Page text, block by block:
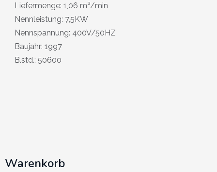
Warenkorb
Liefermenge: 1,06 m³/min
Nennleistung: 7,5KW
Nennspannung: 400V/50HZ
Baujahr: 1997
B.std.: 50600